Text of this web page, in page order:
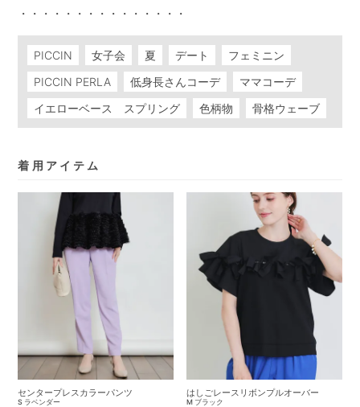
・・・・・・・・・・・・・・・
PICCIN 女子会 夏 デート
フェミニン
PICCIN PERLA
低身長さんコーデ
ママコーデ
イエローベース スプリング
色柄物 骨格ウェーブ
着用アイテム
センタープレスカラーパンツ
S ラベンダー
はしごレースリボンプルオーバー
M ブラック